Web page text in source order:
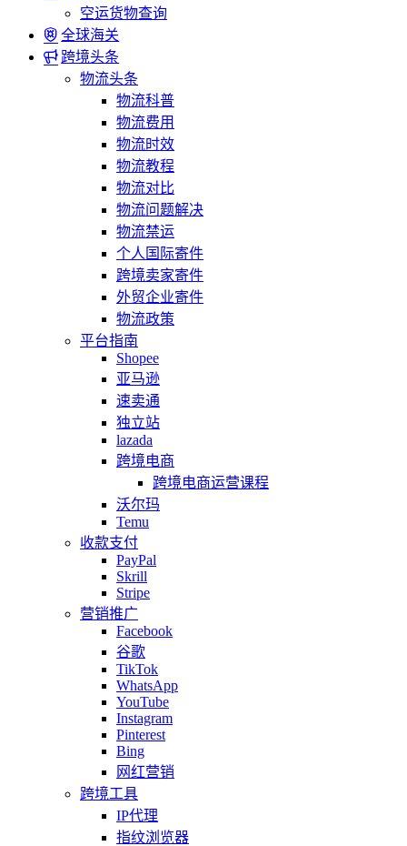
空运货物查询
全球海关
跨境头条
物流头条
物流科普
物流费用
物流时效
物流教程
物流对比
物流问题解决
物流禁运
个人国际寄件
跨境卖家寄件
外贸企业寄件
物流政策
平台指南
Shopee
亚马逊
速卖通
独立站
lazada
跨境电商
跨境电商运营课程
沃尔玛
Temu
收款支付
PayPal
Skrill
Stripe
营销推广
Facebook
谷歌
TikTok
WhatsApp
YouTube
Instagram
Pinterest
Bing
网红营销
跨境工具
IP代理
指纹浏览器